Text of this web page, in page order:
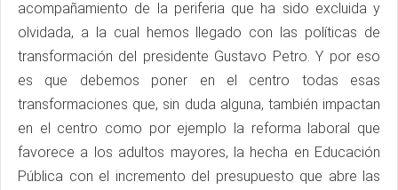
acompañamiento de la periferia que ha sido excluida y
olvidada, a la cual hemos llegado con las políticas de
transformación del presidente Gustavo Petro. Y por eso
es que debemos poner en el centro todas esas
transformaciones que, sin duda alguna, también impactan
en el centro como por ejemplo la reforma laboral que
favorece a los adultos mayores, la hecha en Educación
Pública con el incremento del presupuesto que abre las